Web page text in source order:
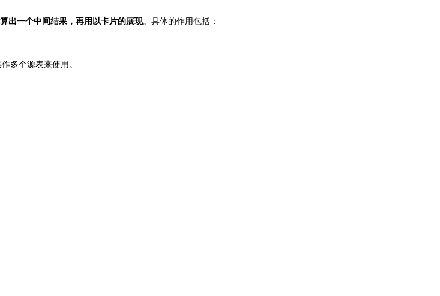
出一个中间结果，再用以卡片的展现。具体的作用包括：
多个源表来使用。